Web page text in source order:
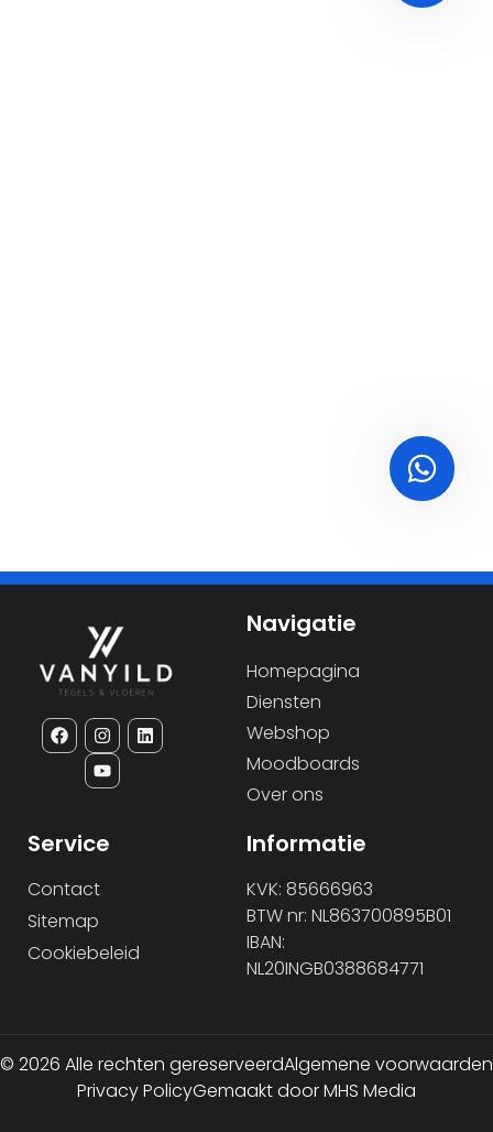
Navigatie
Homepagina
Diensten
Webshop
Moodboards
Over ons
Service
Contact
Sitemap
Cookiebeleid
Informatie
KVK: 85666963
BTW nr: NL863700895B01
IBAN:
NL20INGB0388684771
© 2026 Alle rechten gereserveerdAlgemene voorwaarden
Privacy PolicyGemaakt door MHS Media